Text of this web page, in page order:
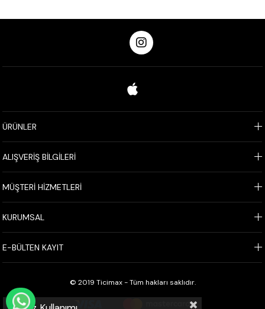
ÜRÜNLER
ALIŞVERİŞ BİLGİLERİ
MÜŞTERİ HİZMETLERİ
KURUMSAL
E-BÜLTEN KAYIT
© 2019 Ticimax - Tüm hakları saklıdır.